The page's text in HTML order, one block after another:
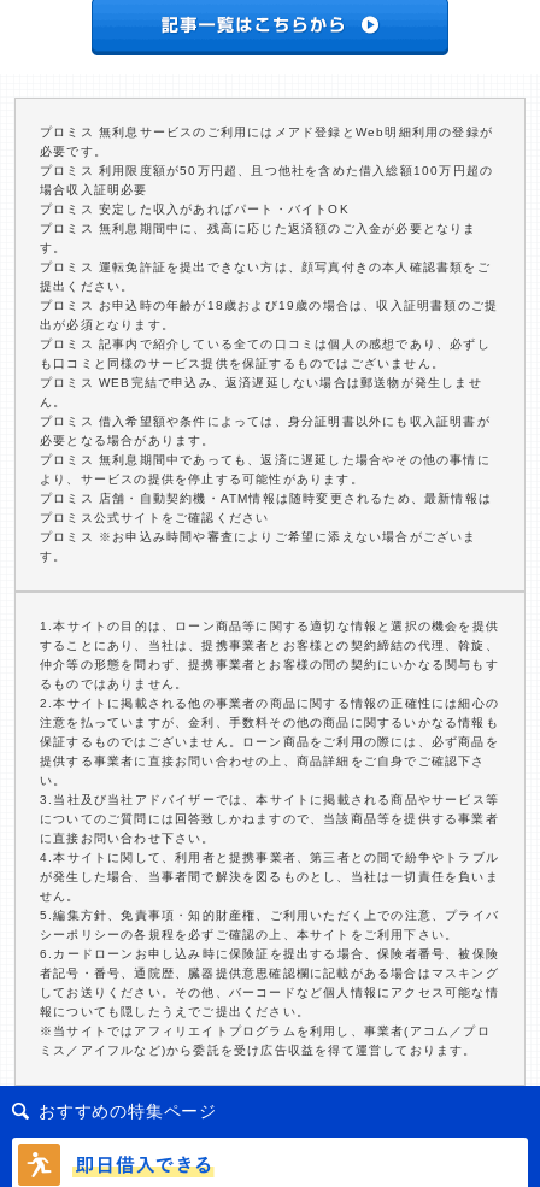
プロミス 無利息サービスのご利用にはメアド登録とWeb明細利用の登録が
必要です。
プロミス 利用限度額が50万円超、且つ他社を含めた借入総額100万円超の
場合収入証明必要
プロミス 安定した収入があればパート・バイトOK
プロミス 無利息期間中に、残高に応じた返済額のご入金が必要となりま
す。
プロミス 運転免許証を提出できない方は、顔写真付きの本人確認書類をご
提出ください。
プロミス お申込時の年齢が18歳および19歳の場合は、収入証明書類のご提
出が必須となります。
プロミス 記事内で紹介している全ての口コミは個人の感想であり、必ずし
も口コミと同様のサービス提供を保証するものではございません。
プロミス WEB完結で申込み、返済遅延しない場合は郵送物が発生しませ
ん。
プロミス 借入希望額や条件によっては、身分証明書以外にも収入証明書が
必要となる場合があります。
プロミス 無利息期間中であっても、返済に遅延した場合やその他の事情に
より、サービスの提供を停止する可能性があります。
プロミス 店舗・自動契約機・ATM情報は随時変更されるため、最新情報は
プロミス公式サイトをご確認ください
プロミス ※お申込み時間や審査によりご希望に添えない場合がございま
す。
1.本サイトの目的は、ローン商品等に関する適切な情報と選択の機会を提供
することにあり、当社は、提携事業者とお客様との契約締結の代理、斡旋、
仲介等の形態を問わず、提携事業者とお客様の間の契約にいかなる関与もす
るものではありません。
2.本サイトに掲載される他の事業者の商品に関する情報の正確性には細心の
注意を払っていますが、金利、手数料その他の商品に関するいかなる情報も
保証するものではございません。ローン商品をご利用の際には、必ず商品を
提供する事業者に直接お問い合わせの上、商品詳細をご自身でご確認下さ
い。
3.当社及び当社アドバイザーでは、本サイトに掲載される商品やサービス等
についてのご質問には回答致しかねますので、当該商品等を提供する事業者
に直接お問い合わせ下さい。
4.本サイトに関して、利用者と提携事業者、第三者との間で紛争やトラブル
が発生した場合、当事者間で解決を図るものとし、当社は一切責任を負いま
せん。
5.編集方針、免責事項・知的財産権、ご利用いただく上での注意、プライバ
シーポリシーの各規程を必ずご確認の上、本サイトをご利用下さい。
6.カードローンお申し込み時に保険証を提出する場合、保険者番号、被保険
者記号・番号、通院歴、臓器提供意思確認欄に記載がある場合はマスキング
してお送りください。その他、バーコードなど個人情報にアクセス可能な情
報についても隠したうえでご提出ください。
※当サイトではアフィリエイトプログラムを利用し、事業者(アコム／プロ
ミス／アイフルなど)から委託を受け広告収益を得て運営しております。
おすすめの特集ページ